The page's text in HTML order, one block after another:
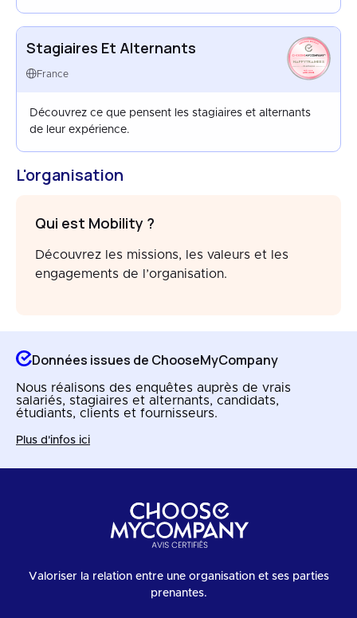
Stagiaires Et Alternants
France
HAPPYTRAINEES
FRANCE
AUG 2024
Découvrez ce que pensent les stagiaires et alternants
de leur expérience.
L'organisation
Qui est Mobility ?
Découvrez les missions, les valeurs et les
engagements de l’organisation.
Données issues de ChooseMyCompany
Nous réalisons des enquêtes auprès de vrais
salariés, stagiaires et alternants, candidats,
étudiants, clients et fournisseurs.
Plus d'infos ici
Valoriser la relation entre une organisation et ses parties
prenantes.